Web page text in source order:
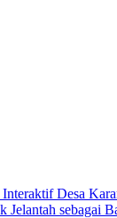
Interaktif Desa
Jelantah sebagai